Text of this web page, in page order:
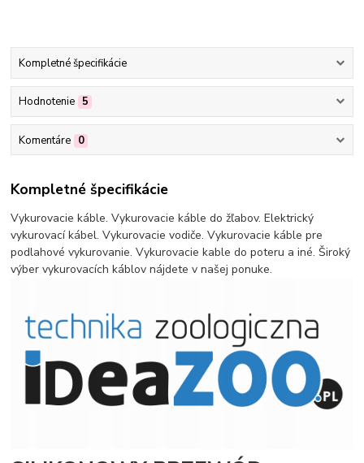
Kompletné špecifikácie
Hodnotenie 5
Komentáre 0
Kompletné špecifikácie
Vykurovacie káble. Vykurovacie káble do žľabov. Elektrický
vykurovací kábel. Vykurovacie vodiče. Vykurovacie káble pre
podlahové vykurovanie. Vykurovacie kable do poteru a iné. Široký
výber vykurovacích káblov nájdete v našej ponuke.